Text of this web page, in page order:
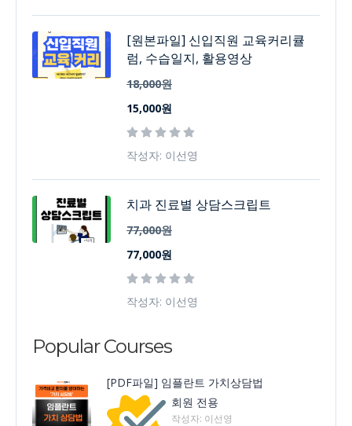
[원본파일] 신입직원 교육커리큘
럼, 수습일지, 활용영상
18,000원
15,000원
작성자: 이선영
치과 진료별 상담스크립트
77,000원
77,000원
작성자: 이선영
Popular Courses
[PDF파일] 임플란트 가치상담법
회원 전용
작성자: 이선영